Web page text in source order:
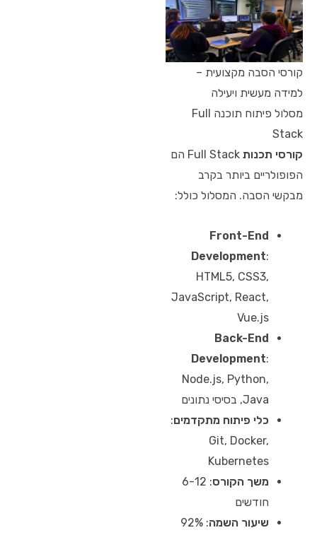
קורסי הסבה מקצועית –
למידה מעשית ויעילה
מסלול פיתוח תוכנה Full
Stack
קורסי תכנות
Full Stack הם
הפופולריים ביותר בקרב
מבקשי הסבה. המסלול כולל:
Front-End
Development:
HTML5, CSS3,
JavaScript, React,
Vue.js
Back-End
Development:
Node.js, Python,
Java, בסיסי נתונים
כלי פיתוח מתקדמים:
Git, Docker,
Kubernetes
משך הקורס : 6-12
חודשים
שיעור השמה : 92%